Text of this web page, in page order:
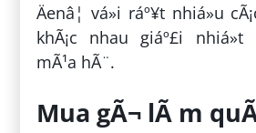
Äenâ¦ vá»i ráº¥t nhiá»u
khÃ¡c nhau giáº£i nhiá»t
mÃ¹a hÃ¨.
Mua gÃ¬ lÃ m